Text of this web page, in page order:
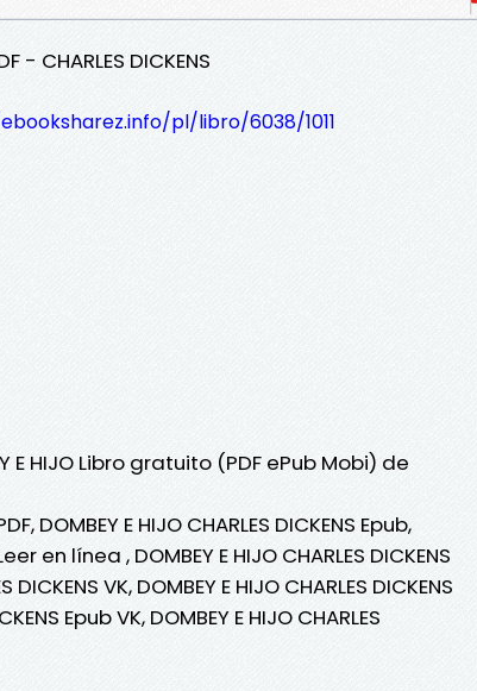
- CHARLES DICKENS
pl/libro/6038/1011
E HIJO Libro gratuito (PDF ePub Mobi) de
DOMBEY E HIJO CHARLES DICKENS Epub,
en línea , DOMBEY E HIJO CHARLES DICKENS
VK, DOMBEY E HIJO CHARLES DICKENS
Epub VK, DOMBEY E HIJO CHARLES